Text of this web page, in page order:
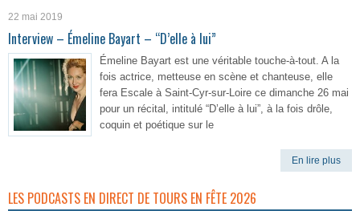
22 mai 2019
Interview – Émeline Bayart – “D’elle à lui”
Émeline Bayart est une véritable touche-à-tout. A la
fois actrice, metteuse en scène et chanteuse, elle
fera Escale à Saint-Cyr-sur-Loire ce dimanche 26 mai
pour un récital, intitulé “D’elle à lui”, à la fois drôle,
coquin et poétique sur le
En lire plus
LES PODCASTS EN DIRECT DE TOURS EN FÊTE 2026